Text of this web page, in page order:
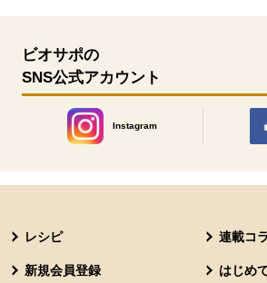
ビオサポの
SNS公式アカウント
Instagram
別のウィンドウで開きます。
レシピ 連載コ
新規会員登録 はじめ